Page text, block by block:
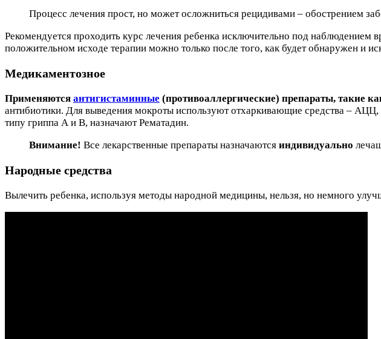
Процесс лечения прост, но может осложниться рецидивами – обострением
Рекомендуется проходить курс лечения ребенка исключительно под наблюдением
положительном исходе терапии можно только после того, как будет обнаружен и
Медикаментозное
Применяются антигистаминные (противоаллергические) препараты, такие
антибиотики. Для выведения мокроты используют отхаркивающие средства –
типу гриппа А и В, назначают Рематадин.
Внимание! Все лекарственные препараты назначаются индивидуально
Народные средства
Вылечить ребенка, используя методы народной медицины, нельзя, но немного